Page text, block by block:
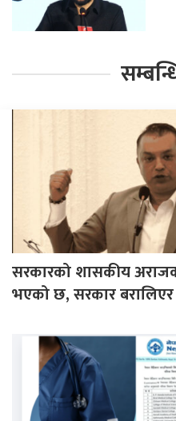
सरकारको शासकीय
भएको छ, सरकार बरालिएर